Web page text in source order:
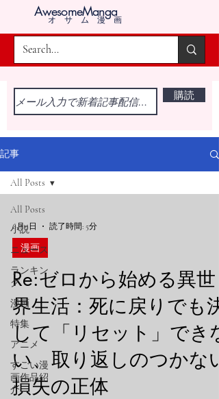
AwesomeManga
オサム漫画
購読
記事
All Posts
小説
ニュース
ランキン
グ
漫画
特集
アニメ
すごい漫
画作品紹
介
All Posts
6月9日 読了時間: 5分
漫画
Re:ゼロから始める異世
界生活：死に戻りでも決
して「リセット」できな
い、取り返しのつかない
損失の正体